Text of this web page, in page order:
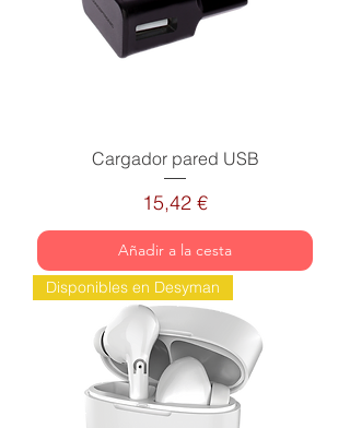
Cargador pared USB
Precio
15,42 €
Añadir a la cesta
Disponibles en Desyman